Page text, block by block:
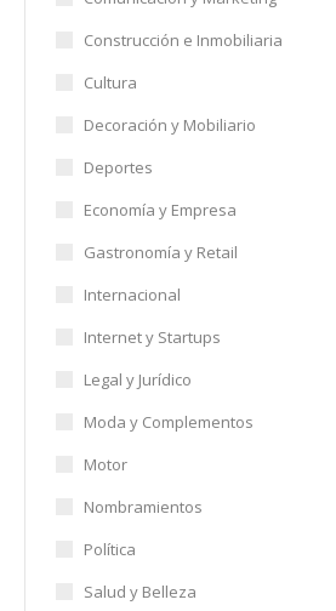
Construcción e Inmobiliaria
Cultura
Decoración y Mobiliario
Deportes
Economía y Empresa
Gastronomía y Retail
Internacional
Internet y Startups
Legal y Jurídico
Moda y Complementos
Motor
Nombramientos
Política
Salud y Belleza